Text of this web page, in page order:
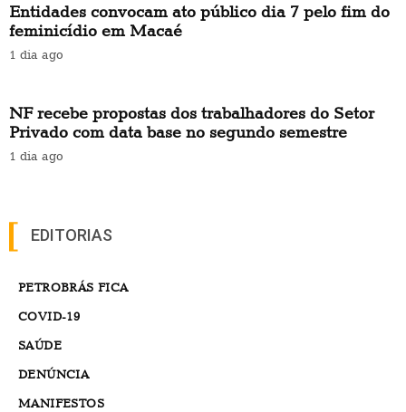
Entidades convocam ato público dia 7 pelo fim do
feminicídio em Macaé
1 dia ago
NF recebe propostas dos trabalhadores do Setor
Privado com data base no segundo semestre
1 dia ago
EDITORIAS
PETROBRÁS FICA
COVID-19
SAÚDE
DENÚNCIA
MANIFESTOS